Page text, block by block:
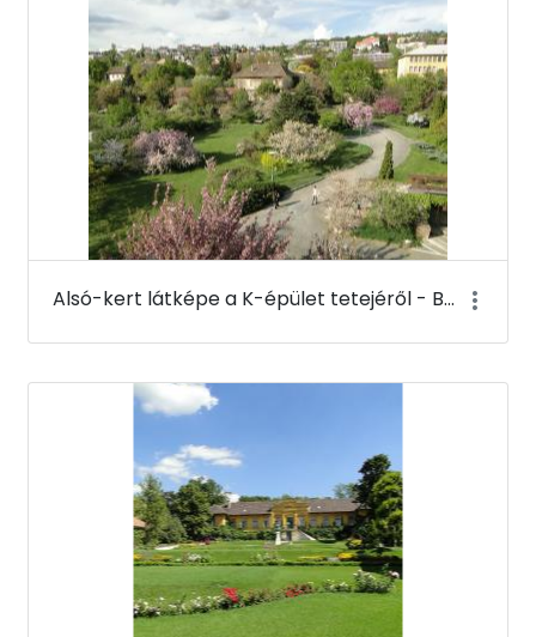
Alsó-kert látképe a K-épület tetejéről - Budai Arborétum